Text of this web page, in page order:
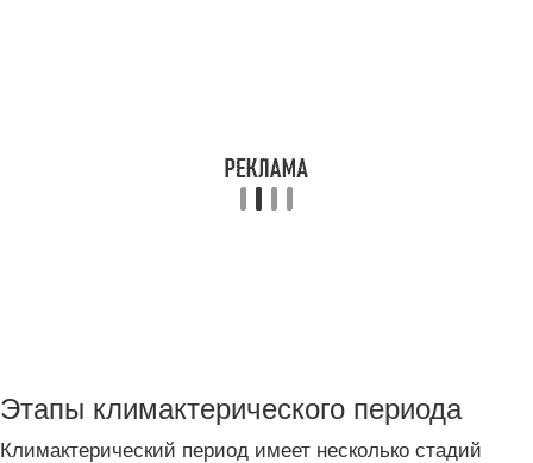
Этапы климактерического периода
Климактерический период имеет несколько стадий